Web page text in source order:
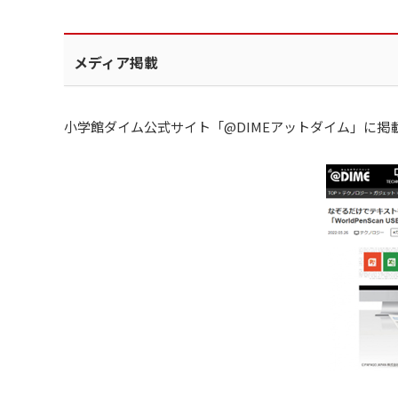
メディア掲載
小学館ダイム公式サイト「@DIMEアットダイム」に掲